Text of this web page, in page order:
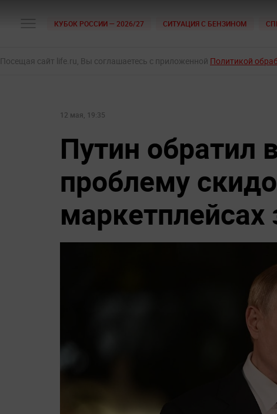
КУБОК РОССИИ — 2026/27 СИТУАЦИЯ С БЕНЗИНОМ
Посещая сайт life.ru, Вы соглашаетесь с приложенной Политикой
12 мая, 19:35
Путин обратил
проблему
маркетплейсах